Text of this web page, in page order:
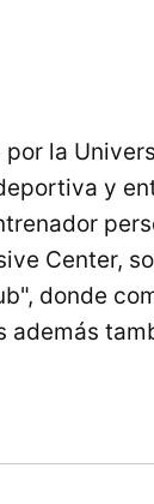
la
y
Center,
donde